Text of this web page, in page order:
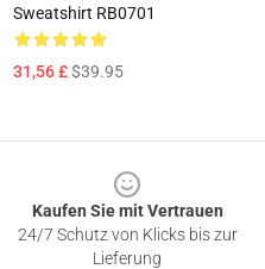
Sweatshirt RB0701
31,56 £$39.95
Kaufen Sie mit Vertrauen
24/7 Schutz von Klicks bis zur
Lieferung